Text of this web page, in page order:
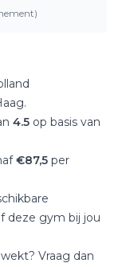
.
4.5 op basis van
€87,5 per
deze gym bij jou
Vraag dan